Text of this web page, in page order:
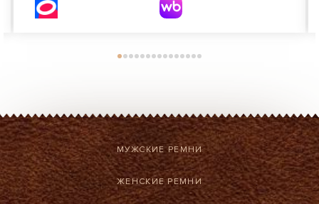
МУЖСКИЕ РЕМНИ
ЖЕНСКИЕ РЕМНИ